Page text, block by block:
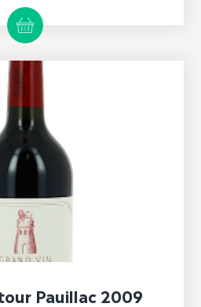
Pauillac 2009